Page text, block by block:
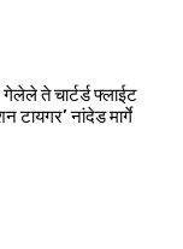
ते चार्टर्ड फ्लाईट
टायगर’ नांदेड मार्गे